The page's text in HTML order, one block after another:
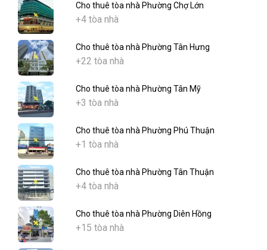
Cho thuê tòa nhà Phường Chợ Lớn
+4 tòa nhà
Cho thuê tòa nhà Phường Tân Hưng
+22 tòa nhà
Cho thuê tòa nhà Phường Tân Mỹ
+3 tòa nhà
Cho thuê tòa nhà Phường Phú Thuận
+1 tòa nhà
Cho thuê tòa nhà Phường Tân Thuận
+4 tòa nhà
Cho thuê tòa nhà Phường Diên Hồng
+15 tòa nhà